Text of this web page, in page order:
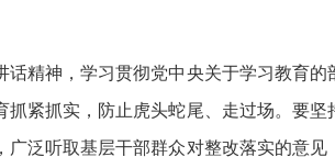
神，学习贯彻党中央关于学习教育的
紧抓实，防止虎头蛇尾、走过场。要
泛听取基层干部群众对整改落实的意